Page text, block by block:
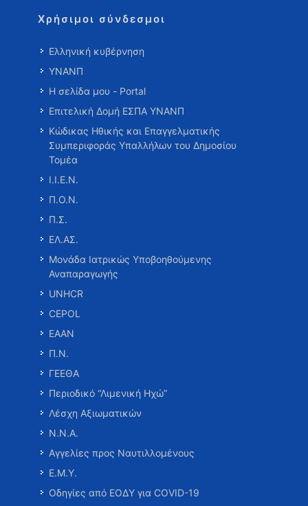
Χρήσιμοι σύνδεσμοι
Ελληνική κυβέρνηση
ΥΝΑΝΠ
Η σελίδα μου - Portal
Επιτελική Δομή ΕΣΠΑ ΥΝΑΝΠ
Κώδικας Ηθικής και Επαγγελματικής
Συμπεριφοράς Υπαλλήλων του Δημοσίου
Τομέα
Ι.Ι.Ε.Ν.
Π.Ο.Ν.
Π.Σ.
ΕΛ.ΑΣ.
Μονάδα Ιατρικώς Υποβοηθούμενης
Αναπαραγωγής
UNHCR
CEPOL
ΕΑΑΝ
Π.Ν.
ΓΕΕΘΑ
Περιοδικό “Λιμενική Ηχώ”
Λέσχη Αξιωματικών
Ν.Ν.Α.
Αγγελίες προς Ναυτιλλομένους
Ε.Μ.Υ.
Οδηγίες από ΕΟΔΥ για COVID-19